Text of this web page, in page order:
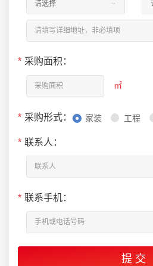
* 采购面积：
㎡
* 采购形式： 家装 工程
* 联系人：
* 联系手机：